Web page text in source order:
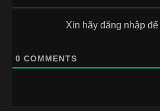
Xin hãy đăng nhập
0 COMMENTS